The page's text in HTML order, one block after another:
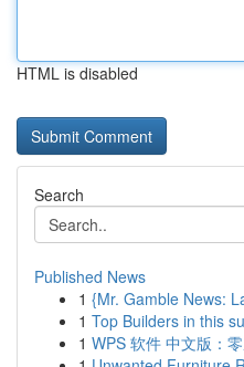
HTML is disabled
Search
Published News
1 {Mr. Gamble News:
1 Top Builders in this
1 WPS 软件 中文版：